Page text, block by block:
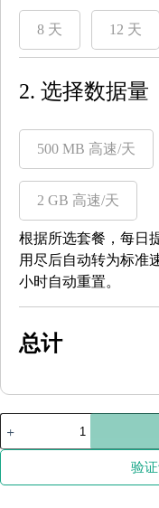
8 天 12 天
2. 选择数据量
500 MB 高速/天
2 GB 高速/天
根据所选套餐，每日
用尽后自动转为标准
小时自动重置。
总计
老
挝
数
验